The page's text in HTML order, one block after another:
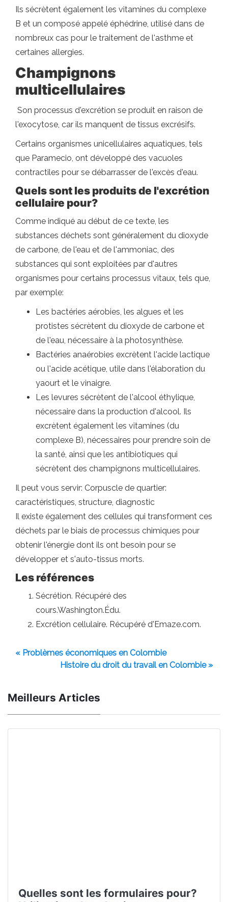
Ils sécrètent également les vitamines du complexe
B et un composé appelé éphédrine, utilisé dans de
nombreux cas pour le traitement de l'asthme et
certaines allergies.
Champignons
multicellulaires
Son processus d'excrétion se produit en raison de
l'exocytose, car ils manquent de tissus excrésifs.
Certains organismes unicellulaires aquatiques, tels
que Paramecio, ont développé des vacuoles
contractiles pour se débarrasser de l'excès d'eau.
Quels sont les produits de l'excrétion
cellulaire pour?
Comme indiqué au début de ce texte, les
substances déchets sont généralement du dioxyde
de carbone, de l'eau et de l'ammoniac, des
substances qui sont exploitées par d'autres
organismes pour certains processus vitaux, tels que,
par exemple:
Les bactéries aérobies, les algues et les
protistes sécrètent du dioxyde de carbone et
de l'eau, nécessaire à la photosynthèse.
Bactéries anaérobies excrètent l'acide lactique
ou l'acide acétique, utile dans l'élaboration du
yaourt et le vinaigre.
Les levures sécrètent de l'alcool éthylique,
nécessaire dans la production d'alcool. Ils
excrètent également les vitamines (du
complexe B), nécessaires pour prendre soin de
la santé, ainsi que les antibiotiques qui
sécrètent des champignons multicellulaires.
Il peut vous servir: Corpuscle de quartier:
caractéristiques, structure, diagnostic
Il existe également des cellules qui transforment ces
déchets par le biais de processus chimiques pour
obtenir l'énergie dont ils ont besoin pour se
développer et s'auto-tissus morts.
Les références
Sécrétion. Récupéré des
cours.Washington.Édu.
Excrétion cellulaire. Récupéré d'Emaze.com.
« Problèmes économiques en Colombie
Histoire du droit du travail en Colombie »
Meilleurs Articles
Quelles sont les formulaires pour?